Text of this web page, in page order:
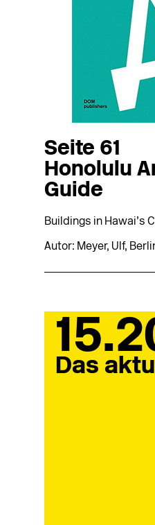
Seite 61
Honolulu
Guide
Buildings in Hawai’s
Autor: Meyer, Ulf,
Das